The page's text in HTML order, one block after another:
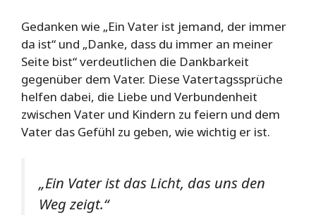
Gedanken wie „Ein Vater ist jemand, der immer
da ist“ und „Danke, dass du immer an meiner
Seite bist“ verdeutlichen die Dankbarkeit
gegenüber dem Vater. Diese Vatertagssprüche
helfen dabei, die Liebe und Verbundenheit
zwischen Vater und Kindern zu feiern und dem
Vater das Gefühl zu geben, wie wichtig er ist.
„Ein Vater ist das Licht, das uns den
Weg zeigt.“